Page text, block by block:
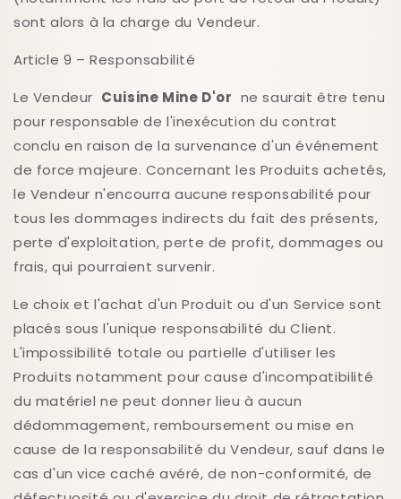
sont alors à la charge du Vendeur.
Article 9 – Responsabilité
Le Vendeur Cuisine Mine D'or ne saurait être tenu
pour responsable de l'inexécution du contrat
conclu en raison de la survenance d'un événement
de force majeure. Concernant les Produits achetés,
le Vendeur n'encourra aucune responsabilité pour
tous les dommages indirects du fait des présents,
perte d'exploitation, perte de profit, dommages ou
frais, qui pourraient survenir.
Le choix et l'achat d'un Produit ou d'un Service sont
placés sous l'unique responsabilité du Client.
L'impossibilité totale ou partielle d'utiliser les
Produits notamment pour cause d'incompatibilité
du matériel ne peut donner lieu à aucun
dédommagement, remboursement ou mise en
cause de la responsabilité du Vendeur, sauf dans le
cas d'un vice caché avéré, de non-conformité, de